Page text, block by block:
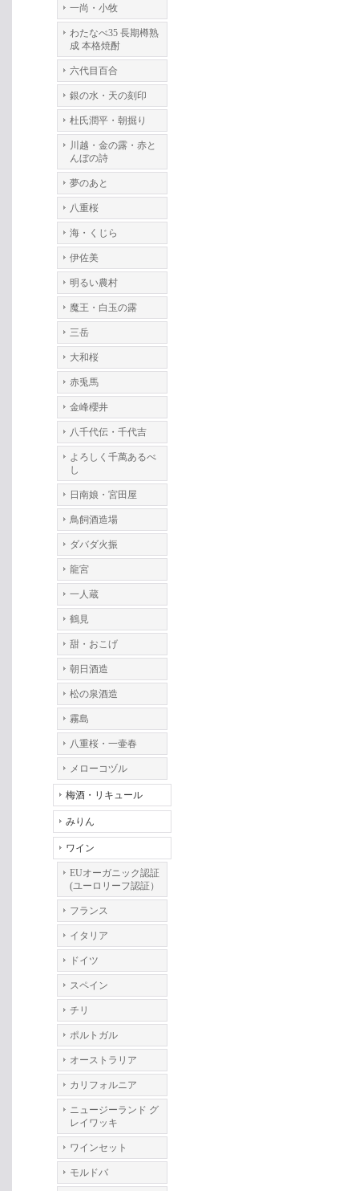
一尚・小牧
わたなべ35 長期樽熟
成 本格焼酎
六代目百合
銀の水・天の刻印
杜氏潤平・朝掘り
川越・金の露・赤と
んぼの詩
夢のあと
八重桜
海・くじら
伊佐美
明るい農村
魔王・白玉の露
三岳
大和桜
赤兎馬
金峰櫻井
八千代伝・千代吉
よろしく千萬あるべ
し
日南娘・宮田屋
鳥飼酒造場
ダバダ火振
龍宮
一人蔵
鶴見
甜・おこげ
朝日酒造
松の泉酒造
霧島
八重桜・一壷春
メローコヅル
梅酒・リキュール
みりん
ワイン
EUオーガニック認証
(ユーロリーフ認証）
フランス
イタリア
ドイツ
スペイン
チリ
ポルトガル
オーストラリア
カリフォルニア
ニュージーランド グ
レイワッキ
ワインセット
モルドバ